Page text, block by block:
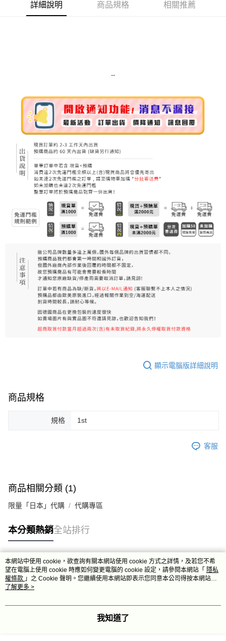
街口支付
全家取貨付款
每筆NT$80，滿NT$999(含以上)免運費
每筆NT$80，滿NT$999(含以上)免運費
7-11取貨付款
每筆NT$80，滿NT$999(含以上)免運費
7-11純取貨 (先付款
每筆NT$80，滿NT$999(含以上)免運費
每筆NT$100，滿NT$999(含以上)免運費
離島宅配（澎湖、金門、馬祖、小琉球）
每筆NT$250，滿NT$3,000(含以上)免運費
付款後門市自取
詳細說明 商品規格 相關推薦
--
顯示電腦版詳細說明
商品規格
規格 1st
客服
商品相關分類 (1)
限量「日本」代購 代購專區
本分類熱銷全站排行
熱門標籤
本網站中使用 cookie，欲查詢有關本網站使用 cookie 方式之詳情，及若您不希
望在電腦上使用 cookie 時應如何變更電腦的 cookie 設定，請參閱本網站「 隱私
權條款 」之 Cookie 聲明。您繼續使用本網站即表示您同意本公司得按本網站使
用條款之 Cookie 聲明使用 cookie。
了解更多 >
我知道了